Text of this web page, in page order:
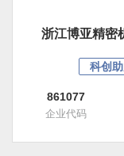
浙江博亚精密
科创
861077
企业代码